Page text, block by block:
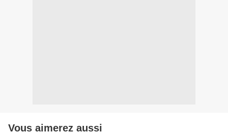
Vous aimerez aussi